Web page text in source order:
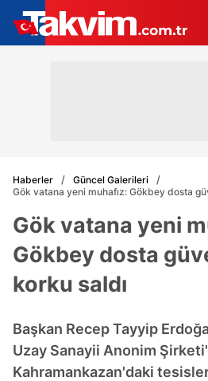
Haberler
Güncel Galerileri
Gök vatana yeni muhafız: Gökbey dosta
Gök vatana yeni
Gökbey dosta
korku saldı
Başkan Recep Tayyip
Uzay Sanayii Anonim
Kahramankazan'daki